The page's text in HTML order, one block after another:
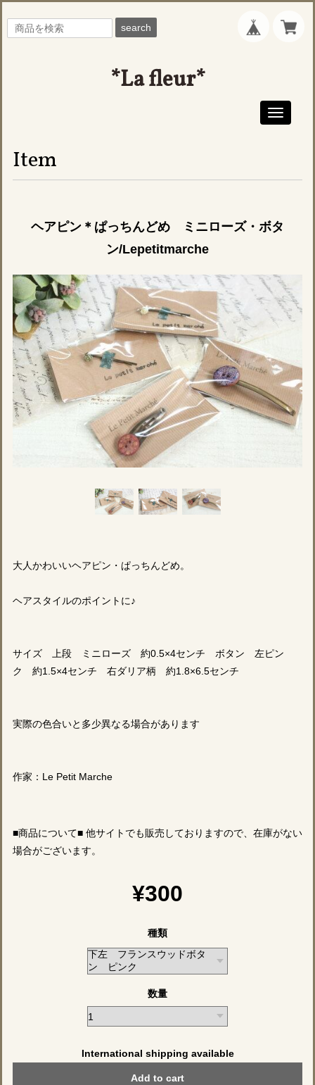
search
*La fleur*
Toggle
Item
ヘアピン＊ぱっちんどめ ミニローズ・ボタ
ン/Lepetitmarche
大人かわいいヘアピン・ぱっちんどめ。
ヘアスタイルのポイントに♪
サイズ 上段 ミニローズ 約0.5×4センチ ボタン 左ピン
ク 約1.5×4センチ 右ダリア柄 約1.8×6.5センチ
実際の色合いと多少異なる場合があります
作家：Le Petit Marche
■商品について■ 他サイトでも販売しておりますので、在庫がない
場合がございます。
¥300
種類
数量
International shipping available
Add to cart